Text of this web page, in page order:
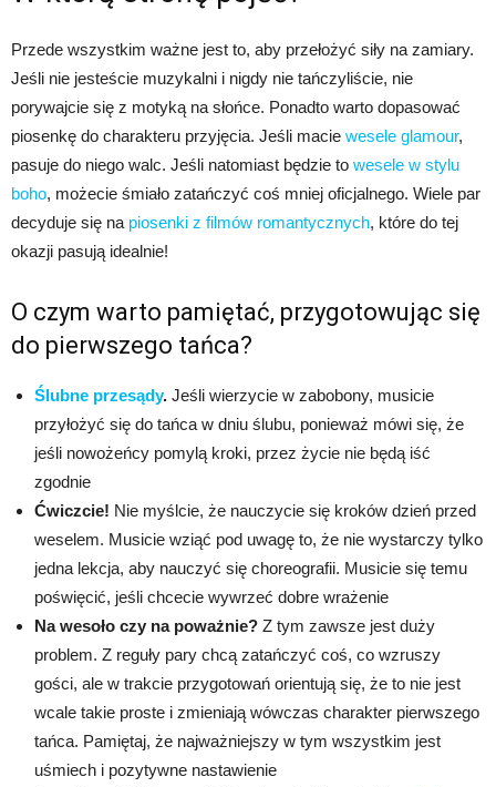
Przede wszystkim ważne jest to, aby przełożyć siły na zamiary.
Jeśli nie jesteście muzykalni i nigdy nie tańczyliście, nie
porywajcie się z motyką na słońce. Ponadto warto dopasować
piosenkę do charakteru przyjęcia. Jeśli macie wesele glamour,
pasuje do niego walc. Jeśli natomiast będzie to wesele w stylu
boho, możecie śmiało zatańczyć coś mniej oficjalnego. Wiele par
decyduje się na piosenki z filmów romantycznych, które do tej
okazji pasują idealnie!
O czym warto pamiętać, przygotowując się
do pierwszego tańca?
Ślubne przesądy. Jeśli wierzycie w zabobony, musicie
przyłożyć się do tańca w dniu ślubu, ponieważ mówi się, że
jeśli nowożeńcy pomylą kroki, przez życie nie będą iść
zgodnie
Ćwiczcie! Nie myślcie, że nauczycie się kroków dzień przed
weselem. Musicie wziąć pod uwagę to, że nie wystarczy tylko
jedna lekcja, aby nauczyć się choreografii. Musicie się temu
poświęcić, jeśli chcecie wywrzeć dobre wrażenie
Na wesoło czy na poważnie? Z tym zawsze jest duży
problem. Z reguły pary chcą zatańczyć coś, co wzruszy
gości, ale w trakcie przygotowań orientują się, że to nie jest
wcale takie proste i zmieniają wówczas charakter pierwszego
tańca. Pamiętaj, że najważniejszy w tym wszystkim jest
uśmiech i pozytywne nastawienie